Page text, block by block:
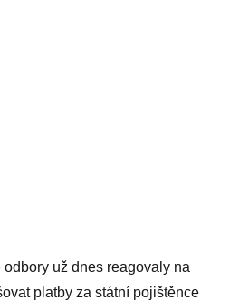
odbory už dnes reagovaly na
platby za státní pojištěnce